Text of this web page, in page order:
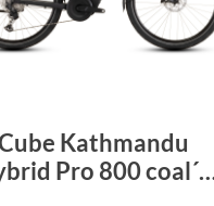
Kathmandu
Pro 800 coal´n